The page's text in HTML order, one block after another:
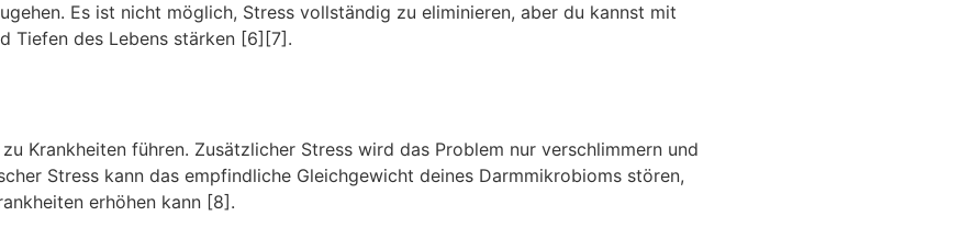
Es ist nicht möglich, Stress vollständig zu eliminieren, aber du kannst mit
Tiefen des Lebens stärken [6][7].
Krankheiten führen. Zusätzlicher Stress wird das Problem nur verschlimmern und
Stress kann das empfindliche Gleichgewicht deines Darmmikrobioms stören,
erhöhen kann [8].